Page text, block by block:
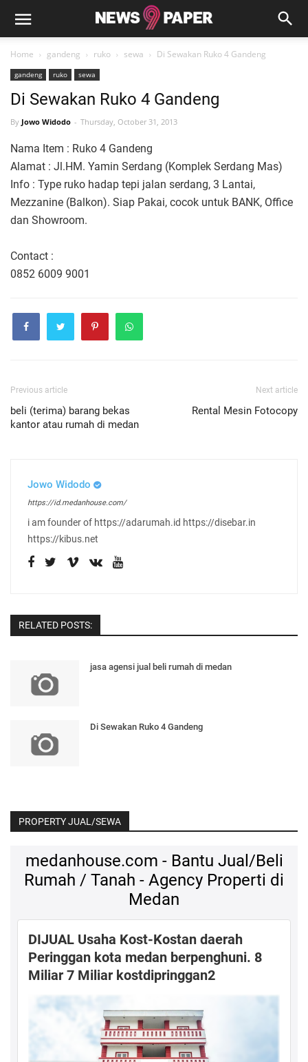
Home gandeng ruko sewa Di Sewakan Ruko 4 Gandeng
gandeng ruko sewa
Di Sewakan Ruko 4 Gandeng
By Jowo Widodo Thursday, October 31, 2013
Nama Item : Ruko 4 Gandeng
Alamat : Jl.HM. Yamin Serdang (Komplek Serdang Mas)
Info : Type ruko hadap tepi jalan serdang, 3 Lantai,
Mezzanine (Balkon). Siap Pakai, cocok untuk BANK, Office
dan Showroom.
Contact :
0852 6009 9001
Previous article
beli (terima) barang bekas
kantor atau rumah di medan
Next article
Rental Mesin Fotocopy
Jowo Widodo
https://id.medanhouse.com/
i am founder of https://adarumah.id https://disebar.in
https://kibus.net
RELATED POSTS:
jasa agensi jual beli rumah di medan
Di Sewakan Ruko 4 Gandeng
PROPERTY JUAL/SEWA